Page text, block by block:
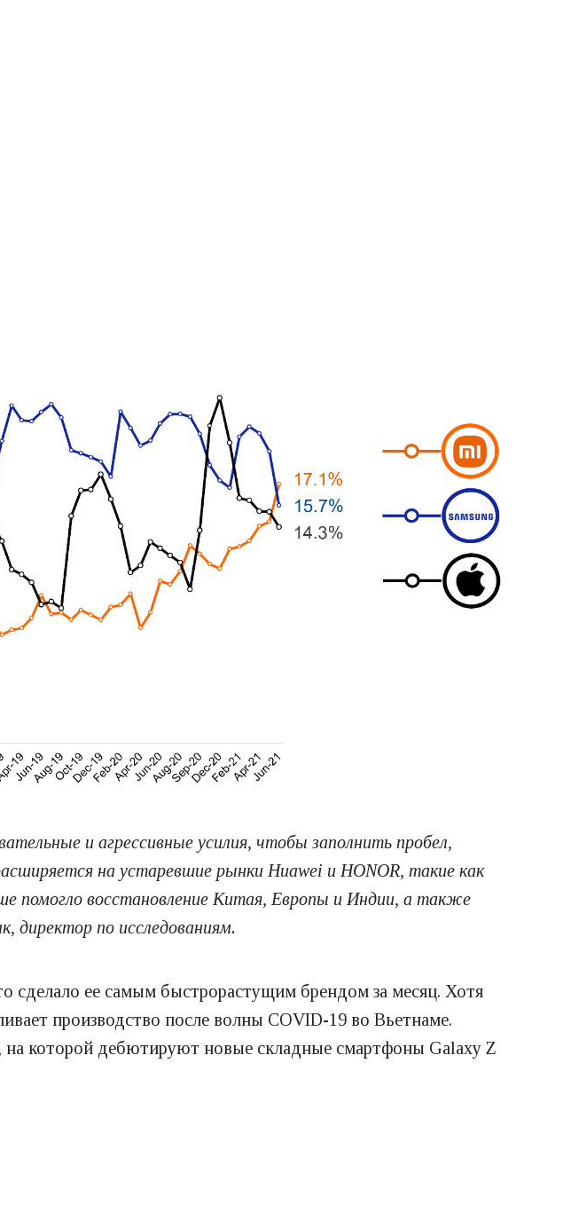
и агрессивные усилия, чтобы заполнить пробел,
на устаревшие рынки Huawei и HONOR, такие как
помогло восстановление Китая, Европы и Индии, а также
директор по исследованиям.
ее самым быстрорастущим брендом за месяц. Хотя
производство после волны COVID-19 во Вьетнаме.
на которой дебютируют новые складные смартфоны Galaxy Z